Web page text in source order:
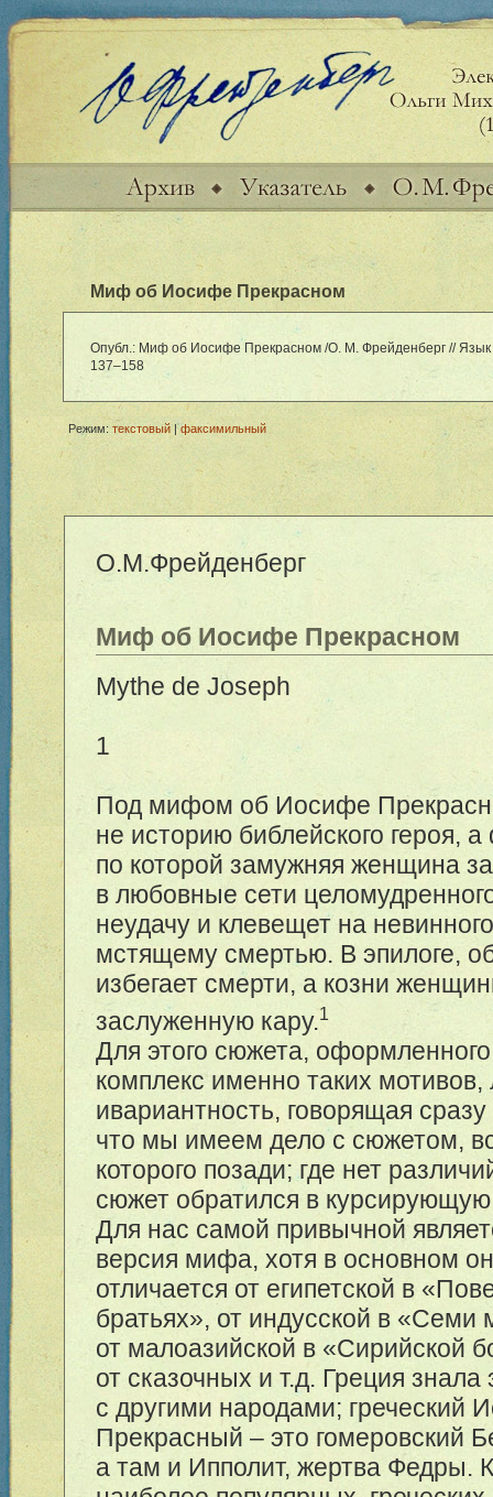
Миф об Иосифе Прекрасном
Опубл.: Миф об Иосифе Прекрасном /О. М. Фрейденберг // Язык
137–158
Режим: текстовый|факсимильный
О.М.Фрейденберг
Миф об Иосифе Прекрасном
Mythe de Joseph
1
Под мифом об Иосифе
не историю библейского героя,
по которой замужняя женщина
в любовные сети
неудачу и клевещет на
мстящему смертью. В эпилоге,
избегает смерти, а козни
заслуженную кару.1
Для этого сюжета,
комплекс именно таких
ивариантность, говорящая
что мы имеем дело с сюжетом,
которого позади; где нет
сюжет обратился в
Для нас самой привычной
версия мифа, хотя в основном
отличается от египетской в
братьях», от индусской в «Семи
от малоазийской в «Сирийской
от сказочных и т.д. Греция
с другими народами; греческий
Прекрасный – это гомеровский
а там и Ипполит, жертва Федры.